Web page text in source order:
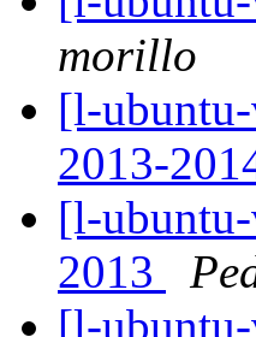
morillo
[l-
2013-
[l-
2013
[l-